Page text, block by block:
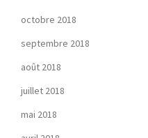
octobre 2018
septembre 2018
août 2018
juillet 2018
mai 2018